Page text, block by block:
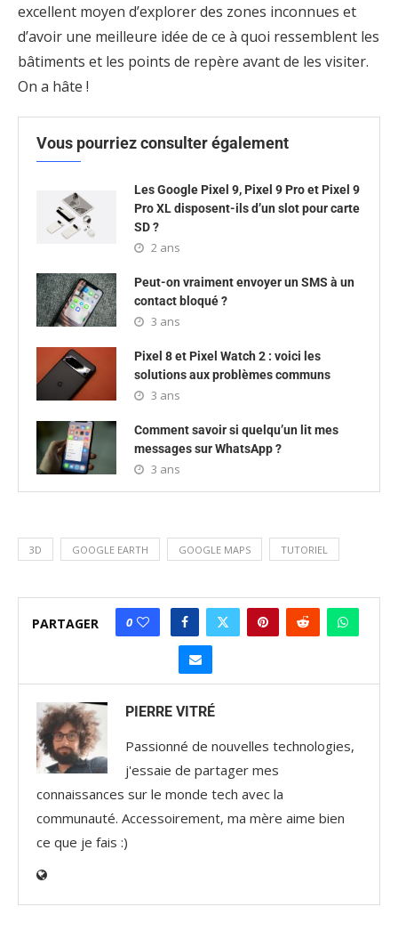
excellent moyen d’explorer des zones inconnues et
d’avoir une meilleure idée de ce à quoi ressemblent les
bâtiments et les points de repère avant de les visiter.
On a hâte !
Vous pourriez consulter également
Les Google Pixel 9, Pixel 9 Pro et Pixel 9
Pro XL disposent-ils d’un slot pour carte
SD ?
2 ans
Peut-on vraiment envoyer un SMS à un
contact bloqué ?
3 ans
Pixel 8 et Pixel Watch 2 : voici les
solutions aux problèmes communs
3 ans
Comment savoir si quelqu’un lit mes
messages sur WhatsApp ?
3 ans
3D GOOGLE EARTH GOOGLE MAPS TUTORIEL
PARTAGER 0
PIERRE VITRÉ
Passionné de nouvelles technologies,
j'essaie de partager mes
connaissances sur le monde tech avec la
communauté. Accessoirement, ma mère aime bien
ce que je fais :)